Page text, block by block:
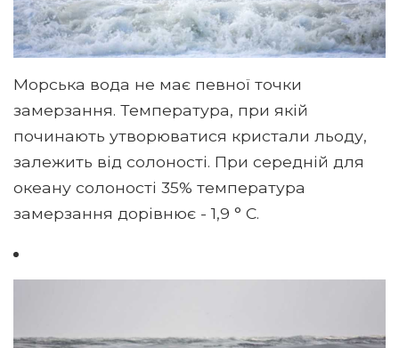
Морська вода не має певної точки
замерзання. Температура, при якій
починають утворюватися кристали льоду,
залежить від солоності. При середній для
океану солоності 35% температура
замерзання дорівнює - 1,9 ° С.